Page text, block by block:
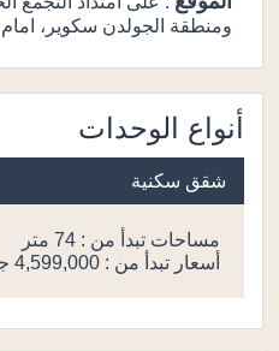
ومنطقة الجولدن سكوير، امام
أنواع الوحدات
شقق سكنية
مساحات تبدأ من : 74 متر
أسعار تبدأ من : 4,599,000 جنية